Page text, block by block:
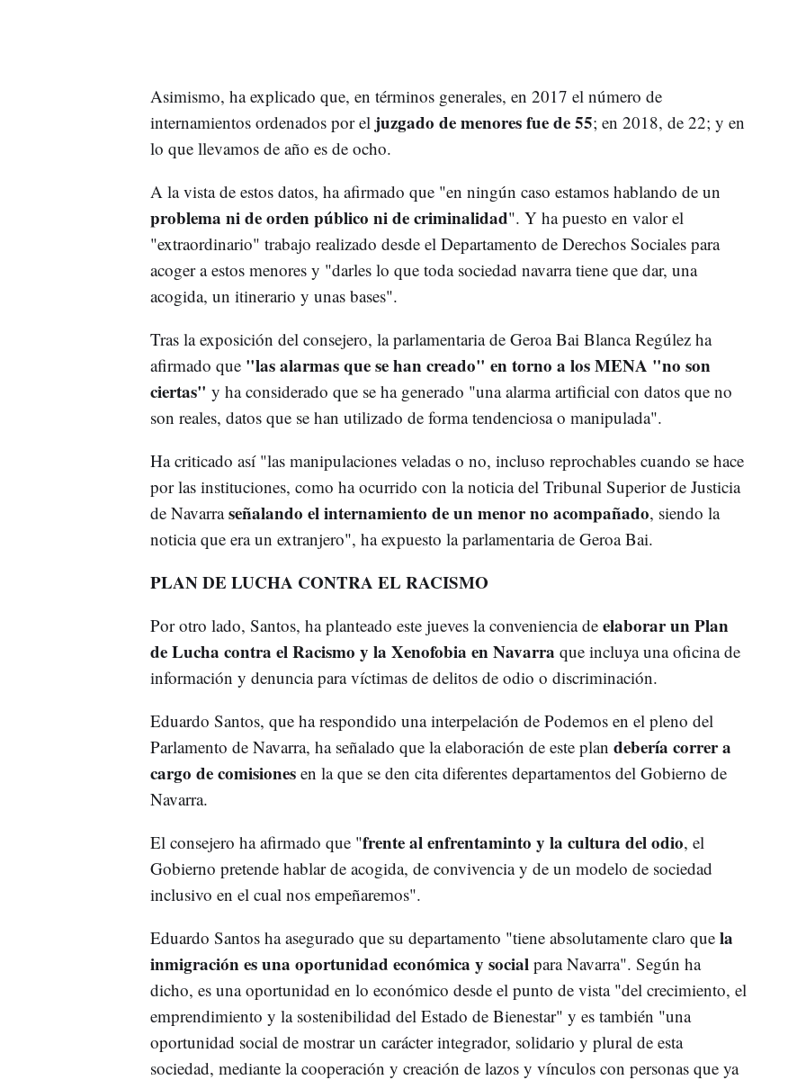
Asimismo, ha explicado que, en términos generales, en 2017 el número de
internamientos ordenados por eljuzgado de menores fue de 55; en 2018, de 22; y en
lo que llevamos de año es de ocho.
A la vista de estos datos, ha afirmado que "en ningún caso estamos hablando de un
problema ni de orden público ni de criminalidad". Y ha puesto en valor el
"extraordinario" trabajo realizado desde el Departamento de Derechos Sociales para
acoger a estos menores y "darles lo que toda sociedad navarra tiene que dar, una
acogida, un itinerario y unas bases".
Tras la exposición del consejero, la parlamentaria de Geroa Bai Blanca Regúlez ha
afirmado que "las alarmas que se han creado" en torno a los MENA "no son
ciertas" y ha considerado que se ha generado "una alarma artificial con datos que no
son reales, datos que se han utilizado de forma tendenciosa o manipulada".
Ha criticado así "las manipulaciones veladas o no, incluso reprochables cuando se hace
por las instituciones, como ha ocurrido con la noticia del Tribunal Superior de Justicia
de Navarraseñalando el internamiento de un menor no acompañado, siendo la
noticia que era un extranjero", ha expuesto la parlamentaria de Geroa Bai.
PLAN DE LUCHA CONTRA EL RACISMO
Por otro lado, Santos, ha planteado este jueves la conveniencia deelaborar un Plan
de Lucha contra el Racismo y la Xenofobia en Navarra que incluya una oficina de
información y denuncia para víctimas de delitos de odio o discriminación.
Eduardo Santos, que ha respondido una interpelación de Podemos en el pleno del
Parlamento de Navarra, ha señalado que la elaboración de este plan debería correr a
cargo de comisiones en la que se den cita diferentes departamentos del Gobierno de
Navarra.
El consejero ha afirmado que "frente al enfrentaminto y la cultura del odio, el
Gobierno pretende hablar de acogida, de convivencia y de un modelo de sociedad
inclusivo en el cual nos empeñaremos".
Eduardo Santos ha asegurado que su departamento "tiene absolutamente claro quela
inmigración es una oportunidad económica y social para Navarra". Según ha
dicho, es una oportunidad en lo económico desde el punto de vista "del crecimiento, el
emprendimiento y la sostenibilidad del Estado de Bienestar" y es también "una
oportunidad social de mostrar un carácter integrador, solidario y plural de esta
sociedad, mediante la cooperación y creación de lazos y vínculos con personas que ya